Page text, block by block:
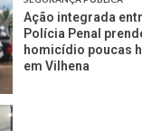
Ação integrada
Polícia Penal
homicídio poucas
em Vilhena